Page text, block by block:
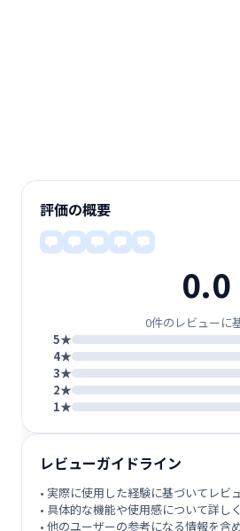
評価の概要
0.0
0件のレビューに
5★
4★
3★
2★
1★
レビューガイドライン
• 実際に使用した経験に基づいてレビ
• 具体的な機能や使用感について詳し
• 他のユーザーの参考になる情報を含